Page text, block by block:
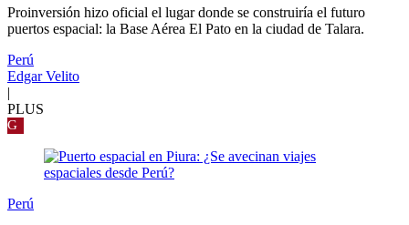
Proinversión hizo oficial el lugar donde se construiría el futuro
puertos espacial: la Base Aérea El Pato en la ciudad de Talara.
Perú
Edgar Velito
|
PLUS
G
Perú